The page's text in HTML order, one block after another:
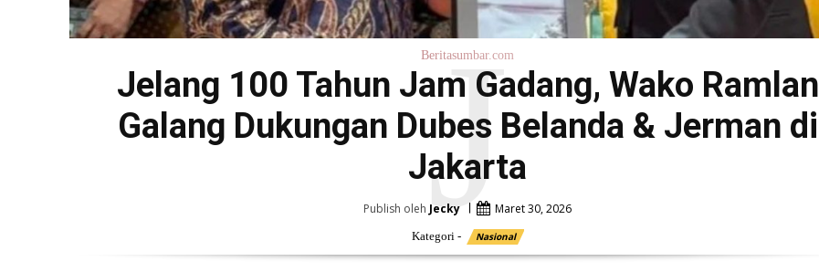
Beritasumbar.com
Jelang 100 Tahun Jam Gadang, Wako Ramlan
Galang Dukungan Dubes Belanda & Jerman di
Jakarta
J
Publish oleh Jecky Maret 30, 2026
Kategori - Nasional